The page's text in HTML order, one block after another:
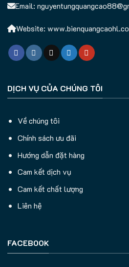
Email:
Website:
DỊCH VỤ CỦA CHÚNG TÔI
Về chúng tôi
Chính sách ưu đãi
Hướng dẫn đặt hàng
Cam kết dịch vụ
Cam kết chất lượng
Liên hệ
FACEBOOK